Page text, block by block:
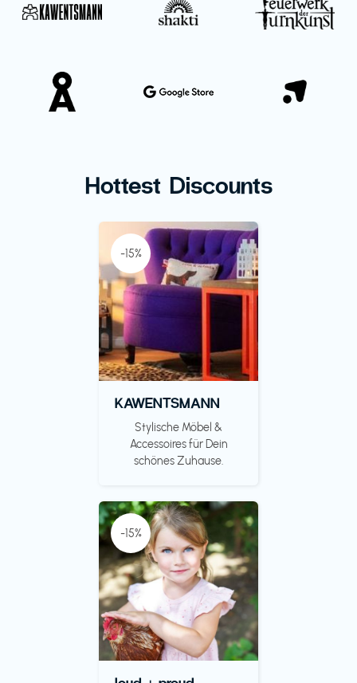
Hottest Discounts
-15%
KAWENTSMANN
Stylische Möbel &
Accessoires für Dein
schönes Zuhause.
-15%